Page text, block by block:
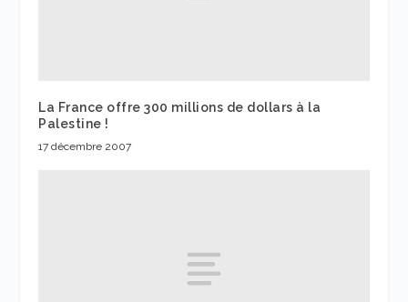
La France offre 300 millions de dollars à la
Palestine !
17 décembre 2007